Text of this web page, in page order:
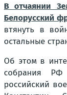
В отчаянии
Белорусский
втянуть в
остальные
Об этом в
собрания
российский